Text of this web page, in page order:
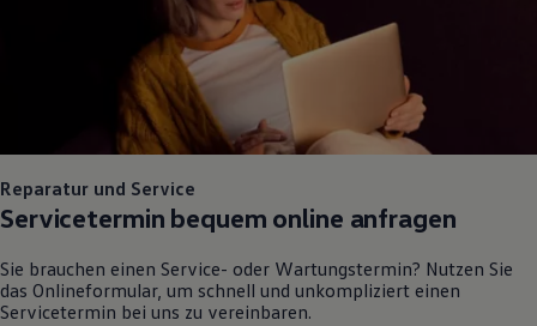
Reparatur und Service
Servicetermin bequem online anfragen
Sie brauchen einen Service- oder Wartungstermin? Nutzen Sie
das Onlineformular, um schnell und unkompliziert einen
Servicetermin bei uns zu vereinbaren.